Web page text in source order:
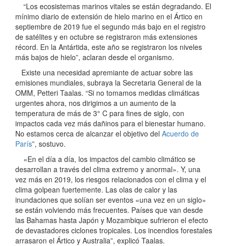
“Los ecosistemas marinos vitales se están degradando. El
mínimo diario de extensión de hielo marino en el Ártico en
septiembre de 2019 fue el segundo más bajo en el registro
de satélites y en octubre se registraron más extensiones
récord. En la Antártida, este año se registraron los niveles
más bajos de hielo”, aclaran desde el organismo.
Existe una necesidad apremiante de actuar sobre las
emisiones mundiales, subraya la Secretaria General de la
OMM, Petteri Taalas. “Si no tomamos medidas climáticas
urgentes ahora, nos dirigimos a un aumento de la
temperatura de más de 3° C para fines de siglo, con
impactos cada vez más dañinos para el bienestar humano.
No estamos cerca de alcanzar el objetivo del Acuerdo de
París”, sostuvo.
«En el día a día, los impactos del cambio climático se
desarrollan a través del clima extremo y anormal». Y, una
vez más en 2019, los riesgos relacionados con el clima y el
clima golpean fuertemente. Las olas de calor y las
inundaciones que solían ser eventos «una vez en un siglo»
se están volviendo más frecuentes. Países que van desde
las Bahamas hasta Japón y Mozambique sufrieron el efecto
de devastadores ciclones tropicales. Los incendios forestales
arrasaron el Ártico y Australia”, explicó Taalas.